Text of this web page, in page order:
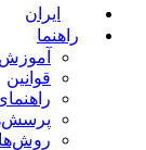
ایران
راهنما
آموزش
قوانین